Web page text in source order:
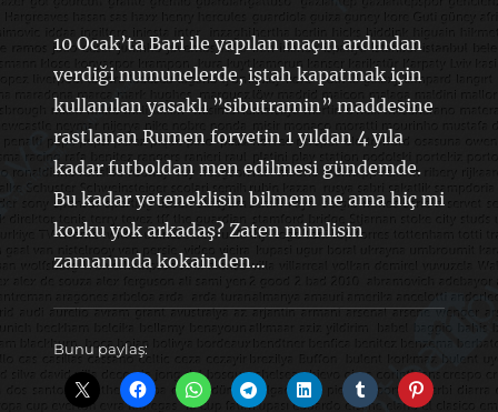
10 Ocak’ta Bari ile yapılan maçın ardından
verdiği numunelerde, iştah kapatmak için
kullanılan yasaklı ”sibutramin” maddesine
rastlanan Rumen forvetin 1 yıldan 4 yıla
kadar futboldan men edilmesi gündemde.
Bu kadar yeteneklisin bilmem ne ama hiç mi
korku yok arkadaş? Zaten mimlisin
zamanında kokainden…
Bunu paylaş: